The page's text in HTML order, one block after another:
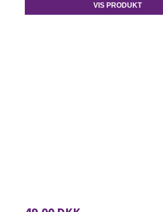
VIS PRODUKT